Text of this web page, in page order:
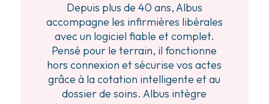
Depuis plus de 40 ans, Albus
accompagne les infirmières libérales
avec un logiciel fiable et complet.
Pensé pour le terrain, il fonctionne
hors connexion et sécurise vos actes
grâce à la cotation intelligente et au
dossier de soins. Albus intègre